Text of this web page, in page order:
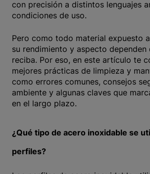
con precisión a distintos lenguajes
condiciones de uso.
Pero como todo material expuesto
su rendimiento y aspecto
reciba. Por eso, en este artículo te
mejores prácticas de limpieza y
como errores comunes, consejos
ambiente y algunas claves que
en el largo plazo.
¿Qué tipo de acero inoxidable se
perfiles?